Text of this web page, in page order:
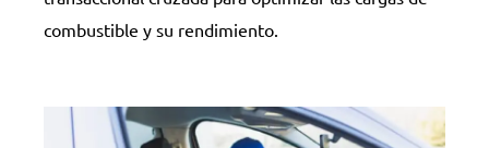
combustible y su rendimiento.